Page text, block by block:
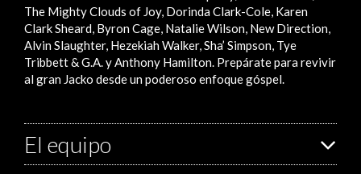
The Mighty Clouds of Joy, Dorinda Clark-Cole, Karen
Clark Sheard, Byron Cage, Natalie Wilson, New Direction,
Alvin Slaughter, Hezekiah Walker, Sha’ Simpson, Tye
Tribbett & G.A. y Anthony Hamilton. Prepárate para revivir
al gran Jacko desde un poderoso enfoque góspel.
El equipo